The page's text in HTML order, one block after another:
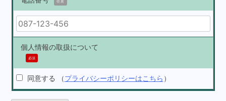
任意
個人情報の取扱について
必須
同意する （プライバシーポリシーはこちら ）